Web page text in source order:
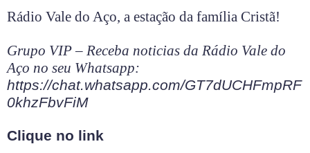
Rádio Vale do Aço, a estação da família Cristã!
Grupo VIP – Receba noticias da Rádio Vale do
Aço no seu Whatsapp:
https://chat.whatsapp.com/GT7dUCHFmpRF
0khzFbvFiM
Clique no link